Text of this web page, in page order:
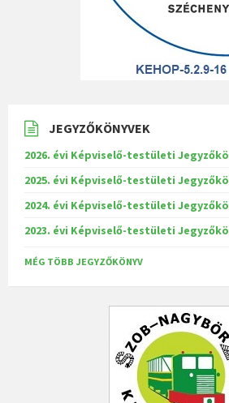
JEGYZŐKÖNYVEK
2026. évi Képviselő-testületi
2025. évi Képviselő-testületi
2024. évi Képviselő-testületi
2023. évi Képviselő-testületi
MÉG TÖBB JEGYZŐKÖNYV